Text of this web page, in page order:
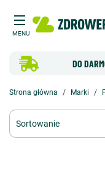
MENU
DO
Strona główna Marki
Sortowanie